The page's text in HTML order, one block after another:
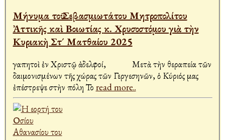
Μήνυμα τοῦ Σεβασμιωτάτου Μητροπολίτου
Ἀττικῆς καὶ Βοιωτίας κ. Χρυσοστόμου γιὰ τὴν
Κυριακὴ Στ´ Ματθαίου 2025
Ἀγαπητοὶ ἐν Χριστῷ ἀδελφοί, Μετὰ τὴν θεραπεία τῶν
δαιμονισμένων τῆς χώρας τῶν Γεργεσηνῶν, ὁ Κύριός μας
ἐπέστρεψε στὴν πόλη Το read more..